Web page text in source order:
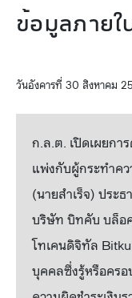
ข้อมูลภายใ
วันอังคารที่ 30 สิงหาคม
ก.ล.ต. เปิดเผยกา
แพ่งกับผู้กระทำคว
(นายสำเร็จ) ประ
บริษัท บิทคับ บล็อ
โทเคนดิจิทัล
บุคคลซึ่งรู้หรือครอ